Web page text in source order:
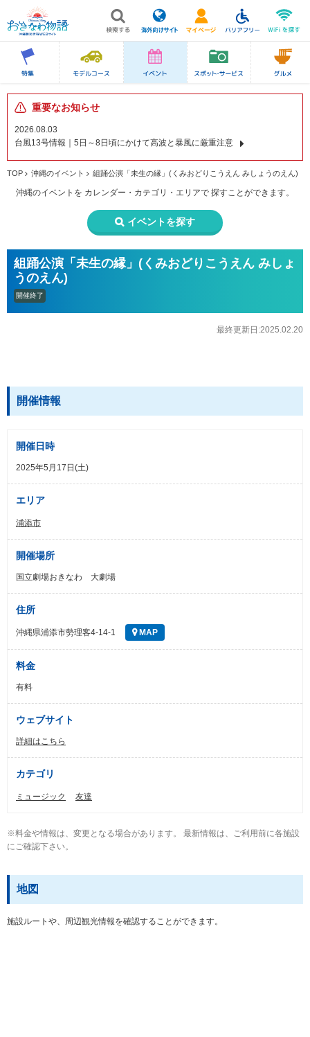
重要なお知らせ
2026.08.03
台風13号情報｜5日～8日頃にかけて高波と暴風に厳重注意
TOP 沖縄のイベント 組踊公演「未生の縁」(くみおどりこうえん みしょうのえん)
沖縄のイベントを カレンダー・カテゴリ・エリアで 探すことができます。
イベントを探す
組踊公演「未生の縁」(くみおどりこうえん みしょ
うのえん)
開催終了
最終更新日:2025.02.20
開催情報
開催日時
2025年5月17日(土)
エリア
浦添市
開催場所
国立劇場おきなわ 大劇場
住所
沖縄県浦添市勢理客4-14-1 MAP
料金
有料
ウェブサイト
詳細はこちら
カテゴリ
ミュージック 友達
※料金や情報は、変更となる場合があります。 最新情報は、ご利用前に各施設
にご確認下さい。
地図
施設ルートや、周辺観光情報を確認することができます。